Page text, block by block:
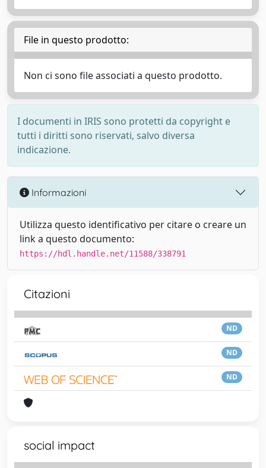
File in questo prodotto:
Non ci sono file associati a questo prodotto.
I documenti in IRIS sono protetti da copyright e
tutti i diritti sono riservati, salvo diversa
indicazione.
Informazioni
Utilizza questo identificativo per citare o creare un
link a questo documento:
https://hdl.handle.net/11588/338791
Citazioni
ND
ND
ND
social impact